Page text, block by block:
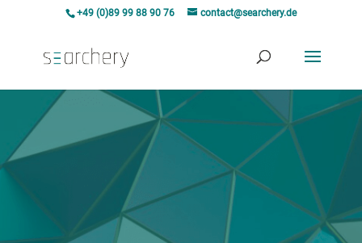
+49 (0)89 99 88 90 76 contact@searchery.de